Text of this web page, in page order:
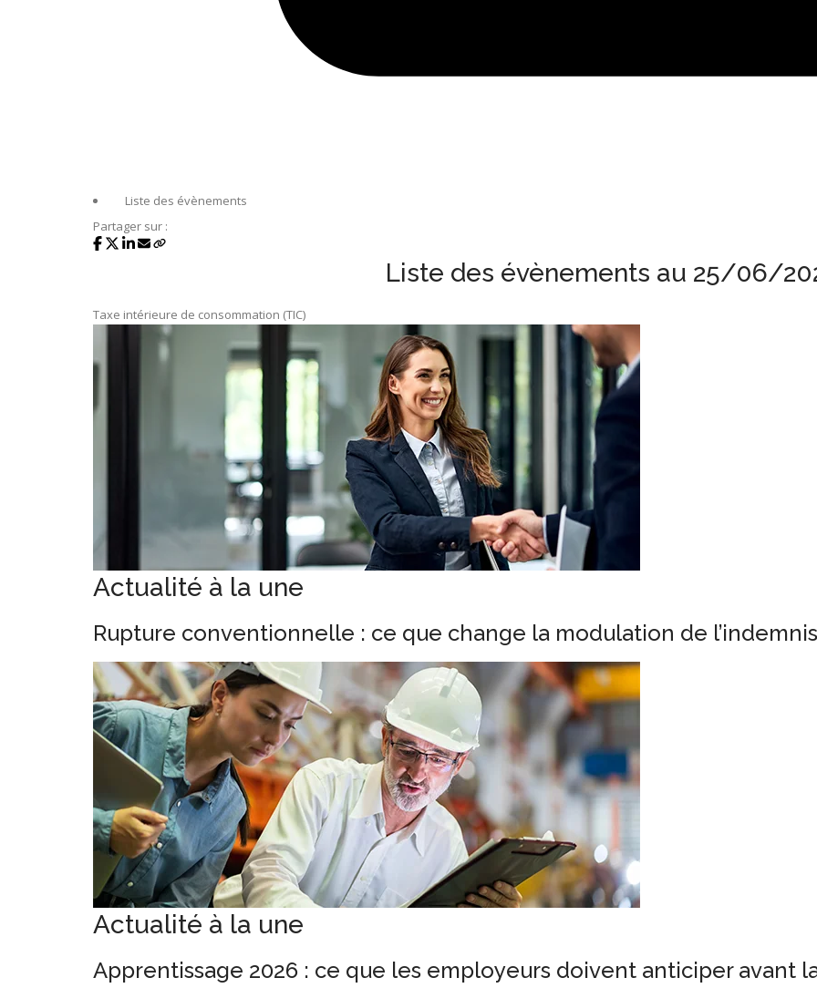
Liste des évènements
Partager sur :
Liste des évènements au 25/06/
Taxe intérieure de consommation (TIC)
Actualité à la une
Rupture conventionnelle : ce que change la modulation de
Actualité à la une
Apprentissage 2026 : ce que les employeurs doivent anticiper avant